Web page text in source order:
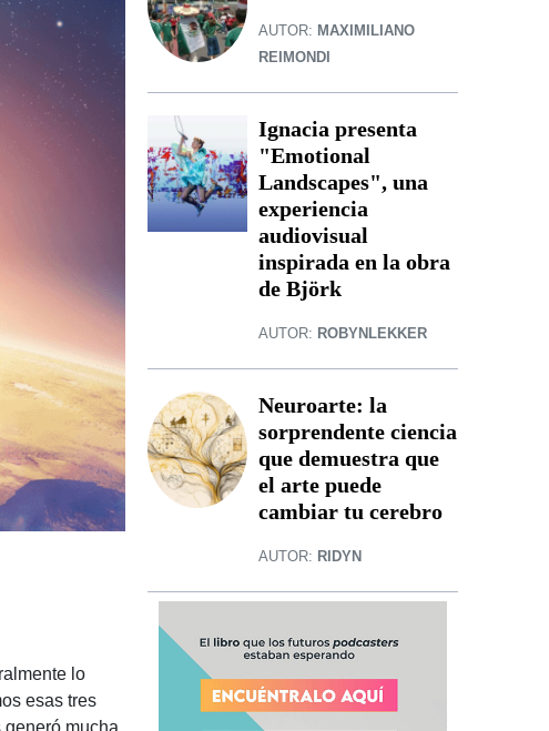
lo
esas tres
AUTOR: MAXIMILIANO
REIMONDI
Ignacia presenta
"Emotional
Landscapes", una
experiencia
audiovisual
inspirada en la obra
de Björk
AUTOR: ROBYNLEKKER
Neuroarte: la
sorprendente ciencia
que demuestra que
el arte puede
cambiar tu cerebro
AUTOR: RIDYN